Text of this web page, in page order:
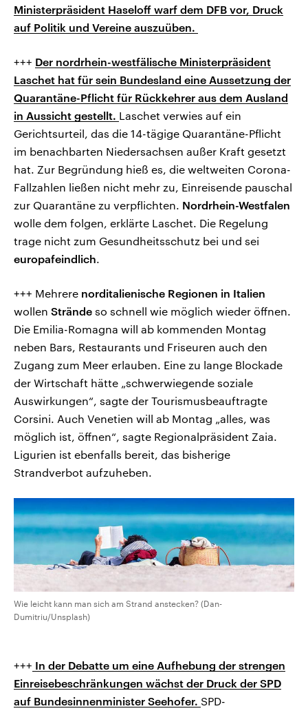
Ministerpräsident Haseloff warf dem DFB vor, Druck
auf Politik und Vereine auszuüben.
+++ Der nordrhein-westfälische Ministerpräsident
Laschet hat für sein Bundesland eine Aussetzung der
Quarantäne-Pflicht für Rückkehrer aus dem Ausland
in Aussicht gestellt. Laschet verwies auf ein
Gerichtsurteil, das die 14-tägige Quarantäne-Pflicht
im benachbarten Niedersachsen außer Kraft gesetzt
hat. Zur Begründung hieß es, die weltweiten Corona-
Fallzahlen ließen nicht mehr zu, Einreisende pauschal
zur Quarantäne zu verpflichten. Nordrhein-Westfalen
wolle dem folgen, erklärte Laschet. Die Regelung
trage nicht zum Gesundheitsschutz bei und sei
europafeindlich.
+++ Mehrere norditalienische Regionen in Italien
wollen Strände so schnell wie möglich wieder öffnen.
Die Emilia-Romagna will ab kommenden Montag
neben Bars, Restaurants und Friseuren auch den
Zugang zum Meer erlauben. Eine zu lange Blockade
der Wirtschaft hätte „schwerwiegende soziale
Auswirkungen“, sagte der Tourismusbeauftragte
Corsini. Auch Venetien will ab Montag „alles, was
möglich ist, öffnen“, sagte Regionalpräsident Zaia.
Ligurien ist ebenfalls bereit, das bisherige
Strandverbot aufzuheben.
Wie leicht kann man sich am Strand anstecken? (Dan-
Dumitriu/Unsplash)
+++ In der Debatte um eine Aufhebung der strengen
Einreisebeschränkungen wächst der Druck der SPD
auf Bundesinnenminister Seehofer. SPD-